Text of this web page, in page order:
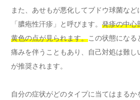
また、あせもが悪化してブドウ球菌など
「膿疱性汗疹」と呼びます。 発疹の中心
黄色の点が見られます。この状態になる
痛みを伴うこともあり、自己対処は難し
が推奨されます。
自分の症状がどのタイプに当てはまるか